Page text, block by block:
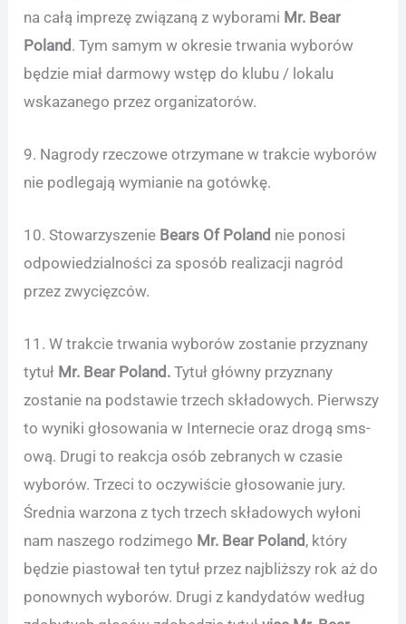
na całą imprezę związaną z wyborami Mr. Bear
Poland. Tym samym w okresie trwania wyborów
będzie miał darmowy wstęp do klubu / lokalu
wskazanego przez organizatorów.
9. Nagrody rzeczowe otrzymane w trakcie wyborów
nie podlegają wymianie na gotówkę.
10. Stowarzyszenie Bears Of Poland nie ponosi
odpowiedzialności za sposób realizacji nagród
przez zwycięzców.
11. W trakcie trwania wyborów zostanie przyznany
tytuł Mr. Bear Poland. Tytuł główny przyznany
zostanie na podstawie trzech składowych. Pierwszy
to wyniki głosowania w Internecie oraz drogą sms-
ową. Drugi to reakcja osób zebranych w czasie
wyborów. Trzeci to oczywiście głosowanie jury.
Średnia warzona z tych trzech składowych wyłoni
nam naszego rodzimego Mr. Bear Poland , który
będzie piastował ten tytuł przez najbliższy rok aż do
ponownych wyborów. Drugi z kandydatów według